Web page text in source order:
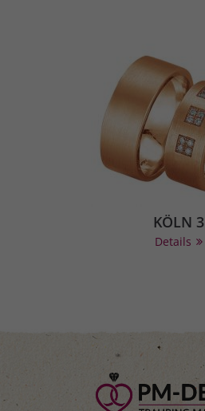
KÖLN 3
Details